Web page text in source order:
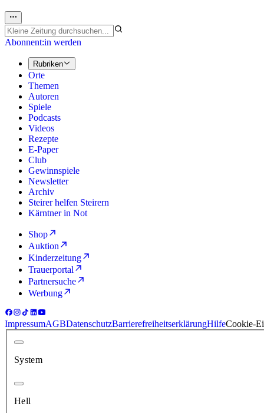
Abonnent:in werden
Rubriken
Orte
Themen
Autoren
Spiele
Podcasts
Videos
Rezepte
E-Paper
Club
Gewinnspiele
Newsletter
Archiv
Steirer helfen Steirern
Kärntner in Not
Shop
Auktion
Kinderzeitung
Trauerportal
Partnersuche
Werbung
ImpressumAGBDatenschutzBarrierefreiheitserklärungHilfeCookie-
System
Hell